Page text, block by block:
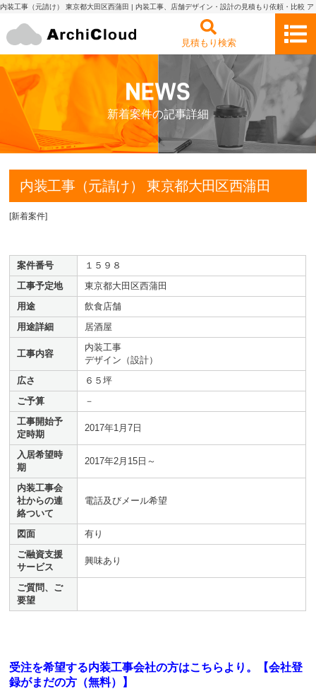
内装工事（元請け） 東京都大田区西蒲田 | 内装工事、店舗デザイン・設計の見積もり依頼・比較 ア
見積もり検索
新着案件の記事詳細
内装工事（元請け） 東京都大田区西蒲田
[新着案件]
案件番号
１５９８
工事予定地
東京都大田区西蒲田
用途
飲食店舗
用途詳細
居酒屋
工事内容
内装工事
デザイン（設計）
広さ
６５坪
ご予算
－
工事開始予
定時期
2017年1月7日
入居希望時
期
2017年2月15日～
内装工事会
社からの連
絡ついて
電話及びメール希望
図面
有り
ご融資支援
サービス
興味あり
ご質問、ご
要望
受注を希望する内装工事会社の方はこちらより。【会社登
録がまだの方（無料）】